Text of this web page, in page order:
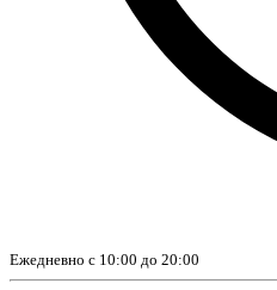
Ежедневно с 10:00 до 20:00